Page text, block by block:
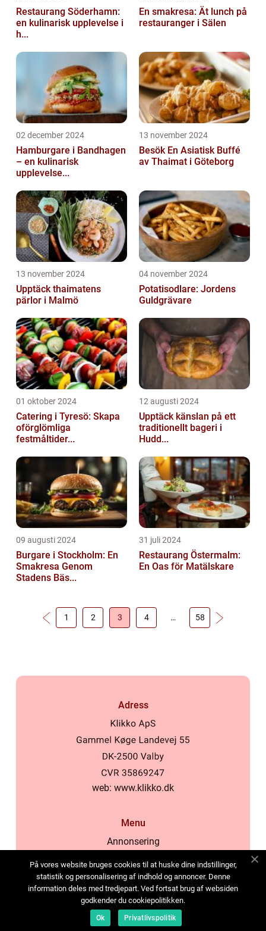
Restaurang Söderhamn:
en kulinarisk upplevelse i
h...
En smakresa: Ät lunch på
restauranger i Sälen
02 december 2024
Hamburgare i Bandhagen
– en kulinarisk
upplevelse...
13 november 2024
Besök En Asiatisk Buffé
av Thaimat i Göteborg
13 november 2024
Upptäck thaimatens
pärlor i Malmö
04 november 2024
Potatisodlare: Jordens
Guldgrävare
01 oktober 2024
Catering i Tyresö: Skapa
oförglömliga
festmåltider...
12 augusti 2024
Upptäck känslan på ett
traditionellt bageri i
Hudd...
09 augusti 2024
Burgare i Stockholm: En
Smakresa Genom
Stadens Bäs...
31 juli 2024
Restaurang Östermalm:
En Oas för Matälskare
1 2 3 4 … 58
Adress
web: www.klikko.dk
Menu
Annonsering
Cookies
Kontakta oss
Sitemap
På vores website bruges cookies til at huske dine indstillinger,
statistik og personalisering af indhold og annoncer. Denne
information deles med tredjepart. Ved fortsat brug af websiden
godkender du cookiepolitikken.
Ok Privatlivspolitik